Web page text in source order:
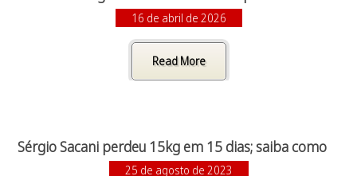
16 de abril de 2026
Read More
Sérgio Sacani perdeu 15kg em 15 dias; saiba como
25 de agosto de 2023